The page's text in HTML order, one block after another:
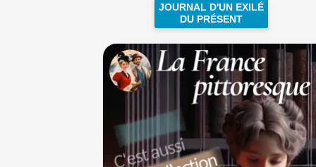
JOURNAL D'UN EXILÉ
DU PRÉSENT